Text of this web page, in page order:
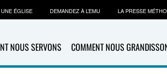
NOUS SERVONS COMMENT NOUS
ÉGLISE DEMANDEZ À L’EMU LA PRESSE